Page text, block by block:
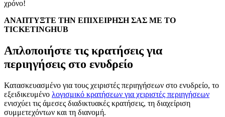
χρόνο!
ΑΝΑΠΤΥΞΤΕ ΤΗΝ ΕΠΙΧΕΙΡΗΣΗ ΣΑΣ ΜΕ ΤΟ
TICKETINGHUB
Απλοποιήστε τις κρατήσεις για
περιηγήσεις στο ενυδρείο
Κατασκευασμένο για τους χειριστές περιηγήσεων στο ενυδρείο, το
εξειδικευμένο λογισμικό κρατήσεων για χειριστές περιηγήσεων
ενισχύει τις άμεσες διαδικτυακές κρατήσεις, τη διαχείριση
συμμετεχόντων και τη διανομή.